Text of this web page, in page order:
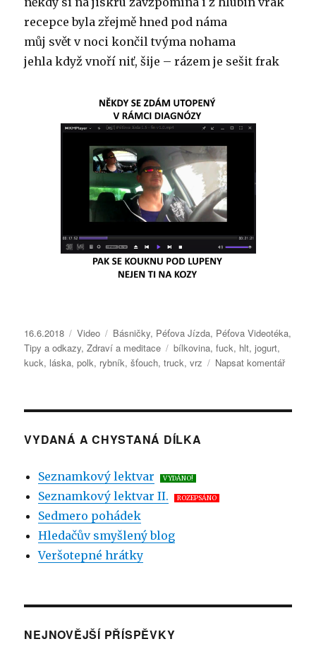
recepce byla zřejmě hned pod náma
můj svět v noci končil tvýma nohama
jehla když vnoří niť, šije – rázem je sešit frak
Publikováno:
16.6.2018 Formát:
Video Rubriky:
Básničky, Péťova Jízda, Péťova Videotéka,
Tipy a odkazy,Zdraví a meditace Štítky:
bílkovina,fuck, hlt,jogurt,
kuck, láska,polk, rybník,šťouch,truck,vrz Napsat komentářpro
VYDANÁ A CHYSTANÁ DÍLKA
Seznamkový lektvar VYDÁNO!
Seznamkový lektvar II. ROZEPSÁNO
Sedmero pohádek
Hledačův smyšlený blog
Veršotepné hrátky
NEJNOVĚJŠÍ PŘÍSPĚVKY